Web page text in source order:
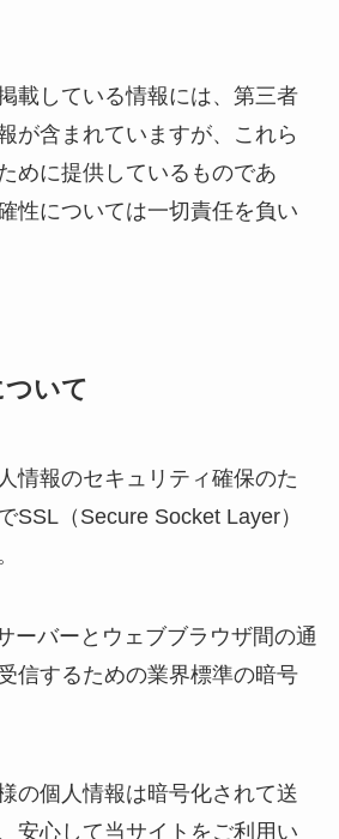
載している情報には、第三者
が含まれていますが、これら
めに提供しているものであ
性については一切責任を負い
いて
情報のセキュリティ確保のた
SSL（Secure Socket Layer）
ーバーとウェブブラウザ間の通
信するための業界標準の暗号
の個人情報は暗号化されて送
安心して当サイトをご利用い